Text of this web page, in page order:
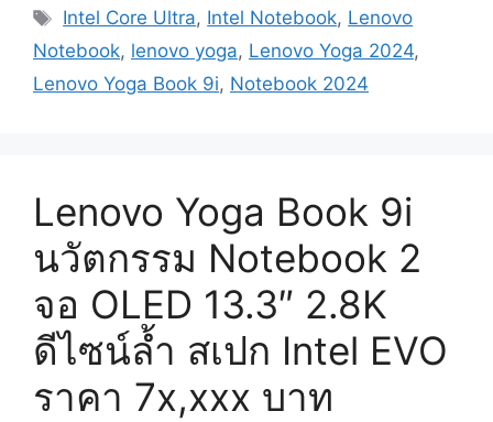
เจน
เนอ
ชัน
Core
เปิด
ให้
ค้น
พบ
อัน
Tags
Intel Core Ultra, Intel Notebook, Lenovo
Notebook, lenovo yoga, Lenovo Yoga 2024,
Lenovo Yoga Book 9i, Notebook 2024
Lenovo Yoga Book 9i
นวัตกรรม Notebook 2
จอ OLED 13.3″ 2.8K
ดีไซน์ล้ำ สเปก Intel EVO
ราคา 7x,xxx บาท